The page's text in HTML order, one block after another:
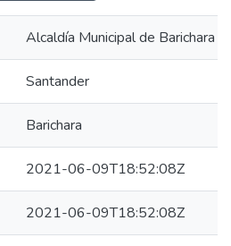
Alcaldía Municipal de Barichara -
Santander
Barichara
2021-06-09T18:52:08Z
2021-06-09T18:52:08Z